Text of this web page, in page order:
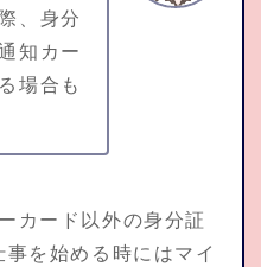
、身分
知カー
場合も
カード以外の身分証
を始める時にはマイ